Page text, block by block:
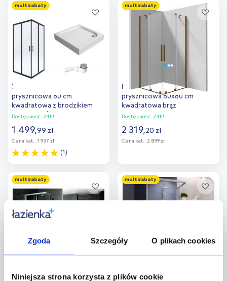
Zgoda Szczegóły O plikach cookies
Niniejsza strona korzysta z plików cookie
Dodaj do
porównania
Dodaj do
porównania
multirabaty
Zestaw Deante Funkia kabina
prysznicowa 80 cm
kwadratowa z brodzikiem
Corner i syfonem
(KYCN42K, KTC042B,
NHC025C)
Dostępność: 24h!
1 499,99 zł
Cena kat.: 1 937 zł
(1)
Dodaj do
multirabaty
Deante Prizma kabina
prysznicowa 80x80 cm
kwadratowa brąz
szczotkowany/szkło
Dostępność: 24h!
2 319,20 zł
Cena kat.: 2 899 zł
Dodaj do
multirabaty multirabaty